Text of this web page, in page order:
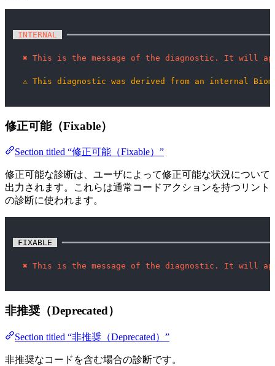
INTERNAL
✖ This is the message of the diagnostic. It will
⚠ This diagnostic was derived from an internal
修正可能（Fixable）
Section titled “修正可能（Fixable）”
修正可能な診断は、ユーザによって修正可能な状況について
出力されます。これらは通常コードアクションを持つリント
の診断に使われます。
FIXABLE
✖ This is the message of the diagnostic. It will
非推奨（Deprecated）
Section titled “非推奨（Deprecated）”
非推奨なコードを含む場合の診断です。